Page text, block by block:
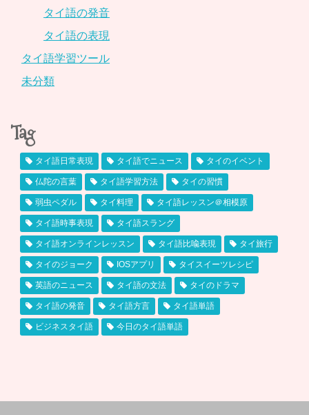
タイ語の発音
タイ語の表現
タイ語学習ツール
未分類
Tag
タイ語日常表現 タイ語でニュース タイのイベント
仏陀の言葉 タイ語学習方法 タイの習慣
弱虫ペダル タイ料理 タイ語レッスン＠相模原
タイ語時事表現 タイ語スラング
タイ語オンラインレッスン タイ語比喩表現 タイ旅行
タイのジョーク IOSアプリ タイスイーツレシピ
英語のニュース タイ語の文法 タイのドラマ
タイ語の発音 タイ語方言 タイ語単語
ビジネスタイ語 今日のタイ語単語